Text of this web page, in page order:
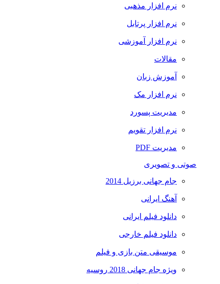
نرم افزار مذهبی
نرم افزار پرتابل
نرم افزار آموزشی
مقالات
آموزش زبان
نرم افزار مک
مدیریت پسورد
نرم افزار تقویم
مدیریت PDF
صوتی و تصویری
جام جهانی برزیل 2014
آهنگ ایرانی
دانلود فیلم ایرانی
دانلود فیلم خارجی
موسیقی متن بازی و فیلم
ویژه جام جهانی 2018 روسیه